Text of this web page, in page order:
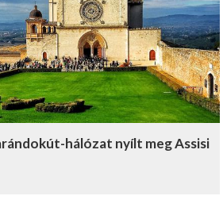
hálózat nyílt meg Assisi